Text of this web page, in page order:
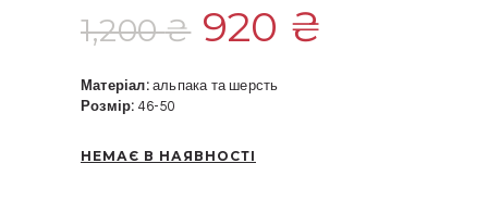
1,200₴ Оригінальна
ціна:
920 ₴
Матеріал:альпака та шерсть
Розмір: 46-50
НЕМАЄ В НАЯВНОСТІ